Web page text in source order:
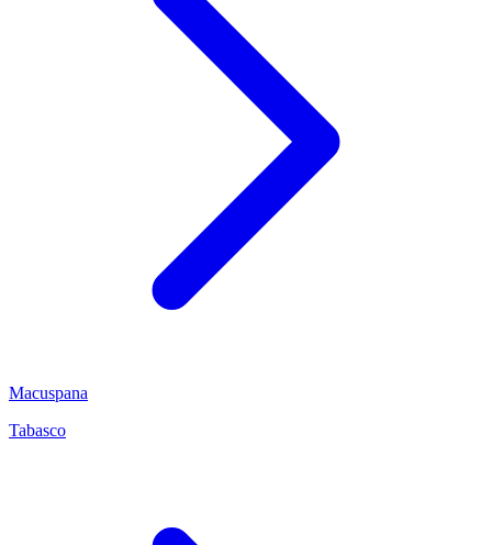
Macuspana
Tabasco